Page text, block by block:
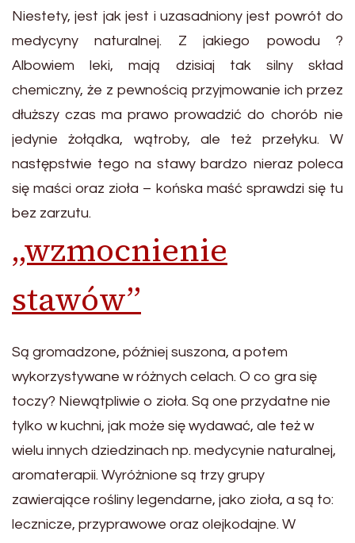
Niestety, jest jak jest i uzasadniony jest powrót do
medycyny naturalnej. Z jakiego powodu ?
Albowiem leki, mają dzisiaj tak silny skład
chemiczny, że z pewnością przyjmowanie ich przez
dłuższy czas ma prawo prowadzić do chorób nie
jedynie żołądka, wątroby, ale też przełyku. W
następstwie tego na stawy bardzo nieraz poleca
się maści oraz zioła – końska maść sprawdzi się tu
bez zarzutu.
„wzmocnienie
stawów”
Są gromadzone, później suszona, a potem
wykorzystywane w różnych celach. O co gra się
toczy? Niewątpliwie o zioła. Są one przydatne nie
tylko w kuchni, jak może się wydawać, ale też w
wielu innych dziedzinach np. medycynie naturalnej,
aromaterapii. Wyróżnione są trzy grupy
zawierające rośliny legendarne, jako zioła, a są to:
lecznicze, przyprawowe oraz olejkodajne. W